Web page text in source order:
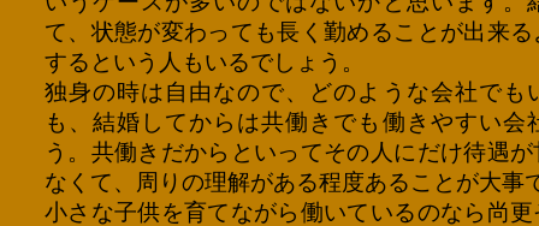
て、状態が変わっても長く勤めることが出来
するという人もいるでしょう。
独身の時は自由なので、どのような会社でも
も、結婚してからは共働きでも働きやすい会
う。共働きだからといってその人にだけ待遇
なくて、周りの理解がある程度あることが大事
小さな子供を育てながら働いているのなら尚